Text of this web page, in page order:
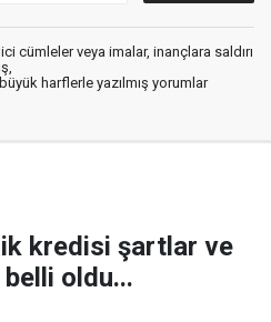
cümleler veya imalar, inançlara saldırı
harflerle yazılmış yorumlar
kredisi şartlar ve
oldu...